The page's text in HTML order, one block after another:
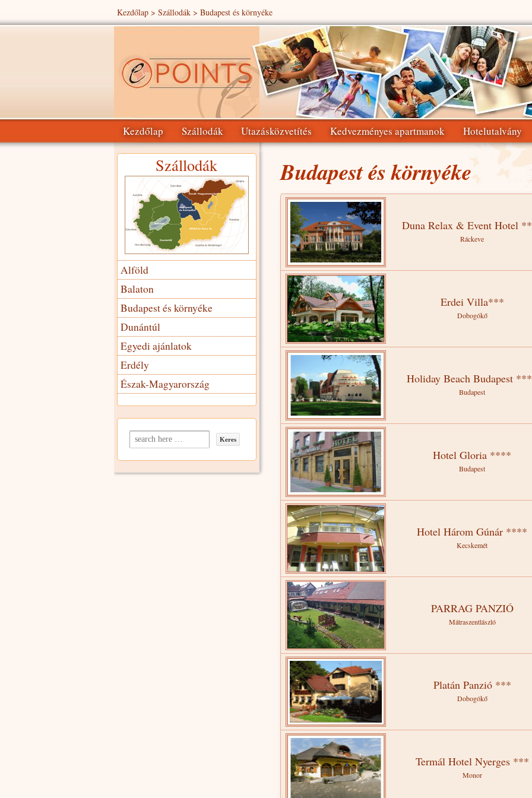
Kezdőlap > Szállodák > Budapest és környéke
Kezdőlap Szállodák Utazásközvetítés Kedvezményes apartmanok Hotelutalvány
Budapest és környéke
Duna Relax & Event Hotel
Ráckeve
Erdei Villa***
Dobogókő
Holiday Beach Budapest
Budapest
Hotel Gloria ****
Budapest
Hotel Három Gúnár ****
Kecskemét
PARRAG PANZIÓ
Mátraszentlászló
Platán Panzió ***
Dobogókő
Termál Hotel Nyerges ***
Monor
Szállodák
Alföld
Balaton
Budapest és környéke
Dunántúl
Egyedi ajánlatok
Erdély
Észak-Magyarország
Search for: